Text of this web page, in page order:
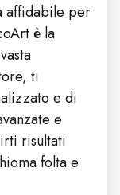
affidabile per
è la
ti
e di
e
risultati
folta e